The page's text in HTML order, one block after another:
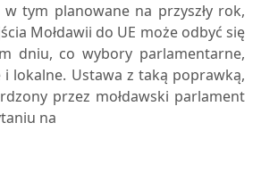
w tym planowane na przyszły rok,
Mołdawii do UE może odbyć się
dniu, co wybory parlamentarne,
i lokalne. Ustawa z taką poprawką,
przez mołdawski parlament
na